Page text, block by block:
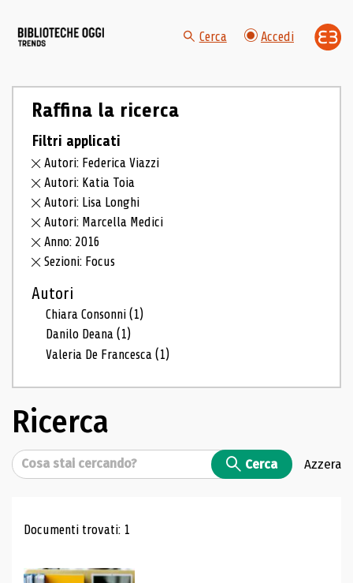
Cerca Accedi
Raffina la ricerca
Filtri applicati
Autori: Federica Viazzi
Autori: Katia Toia
Autori: Lisa Longhi
Autori: Marcella Medici
Anno: 2016
Sezioni: Focus
Autori
Chiara Consonni(1)
Danilo Deana(1)
Valeria De Francesca(1)
Ricerca
Cerca Cerca Azzera
Risultati di ricerca
Documenti trovati: 1